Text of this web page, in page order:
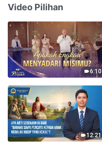
Video Pilihan
6:10
12:21